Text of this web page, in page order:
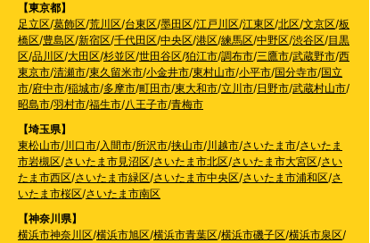
【東京都】
足立区/葛飾区/荒川区/台東区/墨田区/江戸川区/江東区/北区/文京区/板
橋区/豊島区/新宿区/千代田区/中央区/港区/練馬区/中野区/渋谷区/目黒
区/品川区/大田区/杉並区/世田谷区/狛江市/調布市/三鷹市/武蔵野市/西
東京市/清瀬市/東久留米市/小金井市/東村山市/小平市/国分寺市/国立
市/府中市/稲城市/多摩市/町田市/東大和市/立川市/日野市/武蔵村山市/
昭島市/羽村市/福生市/八王子市/青梅市
【埼玉県】
東松山市/川口市/入間市/所沢市/挟山市/川越市/さいたま市/さいたま
市岩槻区/さいたま市見沼区/さいたま市北区/さいたま市大宮区/さい
たま市西区/さいたま市緑区/さいたま市中央区/さいたま市浦和区/さ
いたま市桜区/さいたま市南区
【神奈川県】
横浜市神奈川区/横浜市旭区/横浜市青葉区/横浜市磯子区/横浜市泉区/